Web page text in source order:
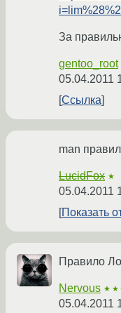
За
gentoo_root
05.04.2011
Ссылка
man
LucidFox ★
05.04.2011
Показать
Правило
Nervous
05.04.2011